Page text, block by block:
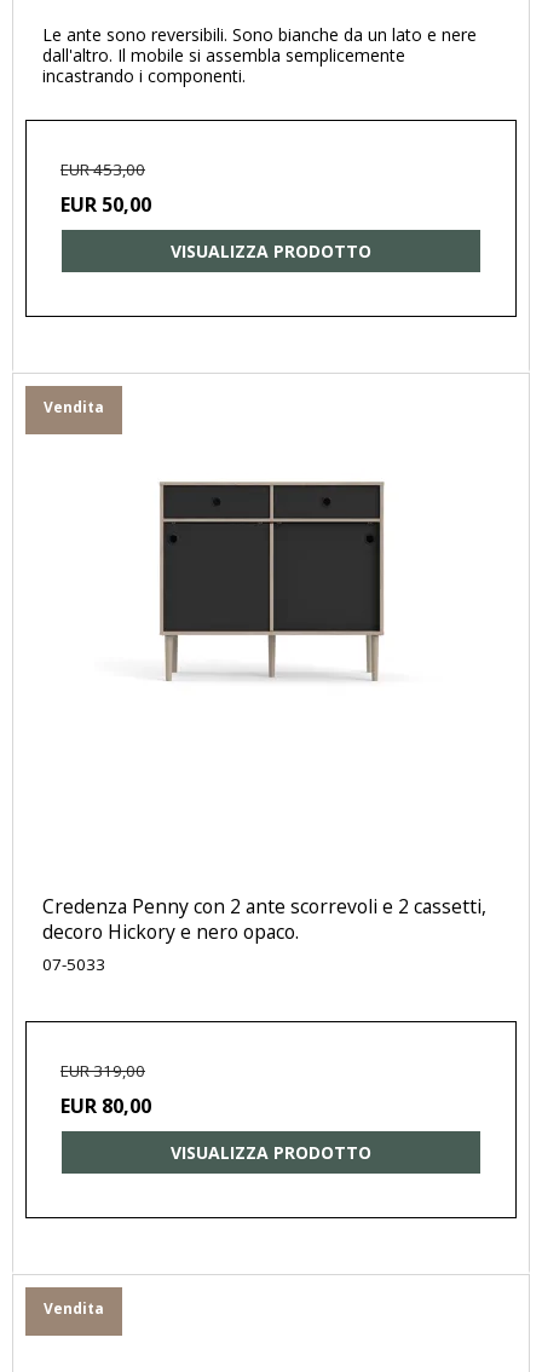
Le ante sono reversibili. Sono bianche da un lato e nere
dall'altro. Il mobile si assembla semplicemente
incastrando i componenti.
EUR 453,00
EUR 50,00
VISUALIZZA PRODOTTO
Vendita
Credenza Penny con 2 ante scorrevoli e 2 cassetti,
decoro Hickory e nero opaco.
07-5033
EUR 319,00
EUR 80,00
VISUALIZZA PRODOTTO
Vendita